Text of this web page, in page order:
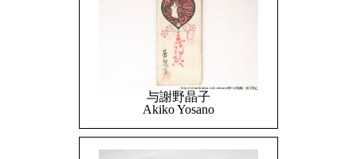
与謝野晶子
Akiko Yosano